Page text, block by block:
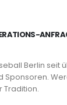
Berlin seit
Sponsoren.
Tradition.